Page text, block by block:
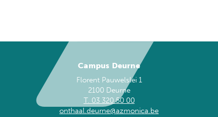
Campus Deurne
Florent Pauwelslei 1
2100 Deurne
T. 03 320 50 00
onthaal.deurne@azmonica.be